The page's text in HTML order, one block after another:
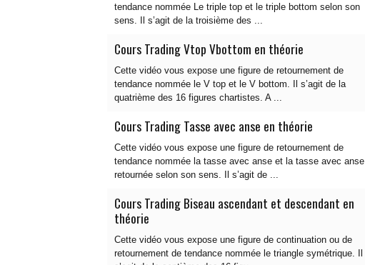
tendance nommée Le triple top et le triple bottom selon son
sens. Il s’agit de la troisième des ...
Cours Trading Vtop Vbottom en théorie
Cette vidéo vous expose une figure de retournement de
tendance nommée le V top et le V bottom. Il s’agit de la
quatrième des 16 figures chartistes. A ...
Cours Trading Tasse avec anse en théorie
Cette vidéo vous expose une figure de retournement de
tendance nommée la tasse avec anse et la tasse avec anse
retournée selon son sens. Il s’agit de ...
Cours Trading Biseau ascendant et descendant en
théorie
Cette vidéo vous expose une figure de continuation ou de
retournement de tendance nommée le triangle symétrique. Il